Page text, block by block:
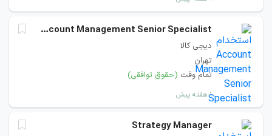
Account Management Senior Specialist
دیجی کالا
تهران
تمام وقت (حقوق توافقی)
۱ هفته پیش
Strategy Manager